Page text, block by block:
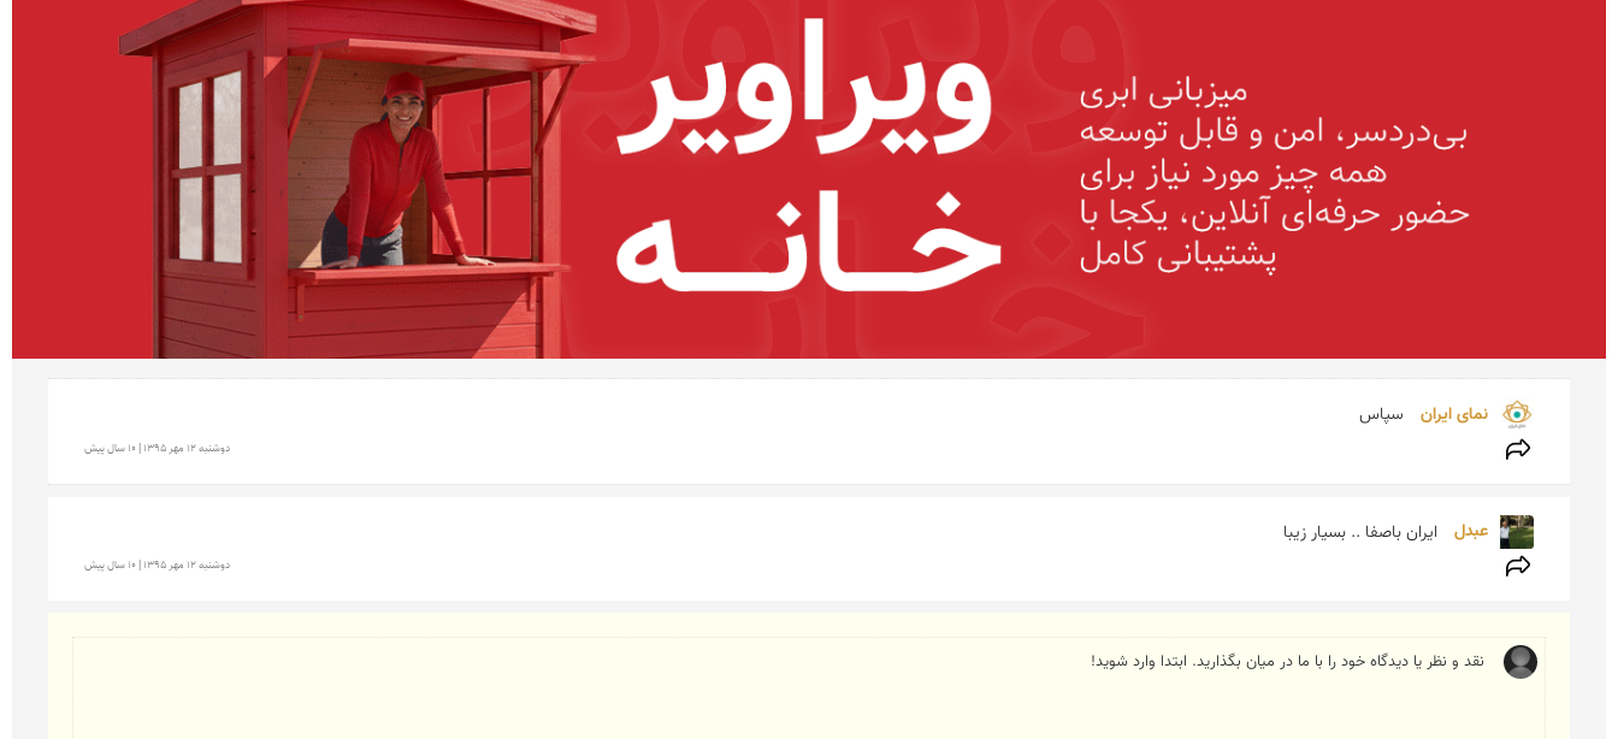
نمای ایران سپاس
دوشنبه 12 مهر 1395 | 10 سال پیش
عبدل ایران باصفا .. بسیار زیبا
دوشنبه 12 مهر 1395 | 10 سال پیش